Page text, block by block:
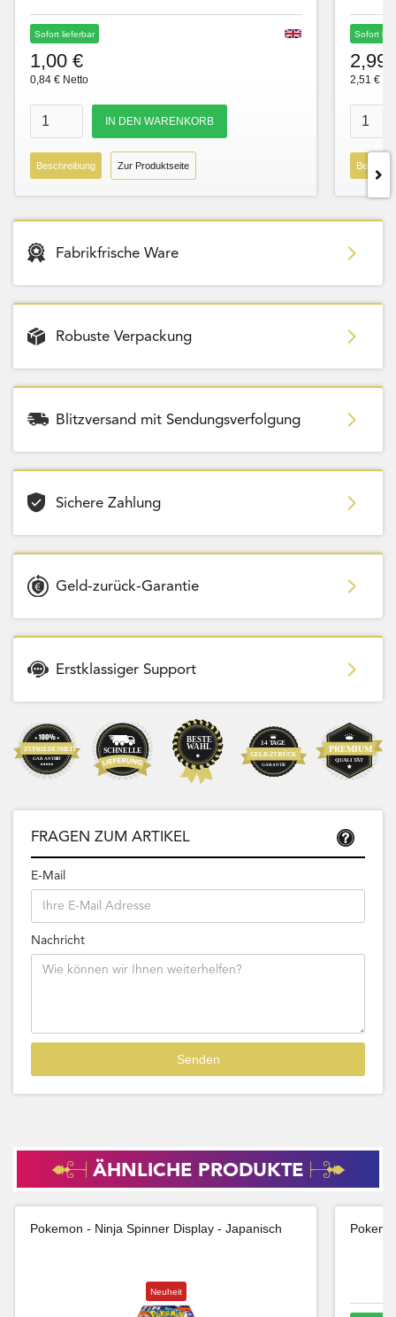
Sofort lieferbar
1,00 €
0,84 € Netto
Beschreibung Zur Produktseite
Sofort
2,99
2,51 €
Fabrikfrische Ware
Robuste Verpackung
Blitzversand mit Sendungsverfolgung
Sichere Zahlung
Geld-zurück-Garantie
Erstklassiger Support
FRAGEN ZUM ARTIKEL
E-Mail
Nachricht
ÄHNLICHE PRODUKTE
Pokemon - Ninja Spinner Display - Japanisch
Neuheit